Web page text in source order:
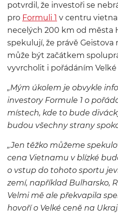
potvrdil, že investoři se
pro Formuli 1 v centru
necelých 200 km od města
spekulují, že právě
může být začátkem
vyvrcholit i pořádáním
„Mým úkolem je obvykle
investory Formule 1 o
místech, kde to bude
budou všechny strany
„Jen těžko můžeme
cena Vietnamu v blízké
o vstup do tohoto sportu
zemí, například Bulharsko,
Velmi mě ale překvapila
hovoří o Velké ceně na